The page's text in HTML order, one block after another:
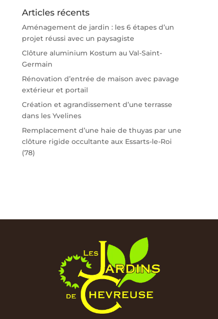
Articles récents
Aménagement de jardin : les 6 étapes d’un
projet réussi avec un paysagiste
Clôture aluminium Kostum au Val-Saint-
Germain
Rénovation d’entrée de maison avec pavage
extérieur et portail
Création et agrandissement d’une terrasse
dans les Yvelines
Remplacement d’une haie de thuyas par une
clôture rigide occultante aux Essarts-le-Roi
(78)